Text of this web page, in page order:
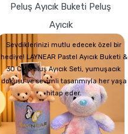
Peluş Ayıcık Buketi Peluş
Ayıcık
Sevdiklerinizi mutlu edecek özel bir
hediye! LAYNEAR Pastel Ayıcık Buketi &
30 CM Peluş Ayıcık Seti, yumuşacık
dokusu ve sevimli tasarımıyla her yaşa
hitap eder.